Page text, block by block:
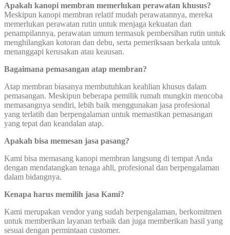
Apakah kanopi membran memerlukan perawatan khusus?
Meskipun kanopi membran relatif mudah perawatannya, mereka
memerlukan perawatan rutin untuk menjaga kekuatan dan
penampilannya, perawatan umum termasuk pembersihan rutin untuk
menghilangkan kotoran dan debu, serta pemeriksaan berkala untuk
menanggapi kerusakan atau keausan.
Bagaimana pemasangan atap membran?
Atap membran biasanya membutuhkan keahlian khusus dalam
pemasangan. Meskipun beberapa pemilik rumah mungkin mencoba
memasangnya sendiri, lebih baik menggunakan jasa profesional
yang terlatih dan berpengalaman untuk memastikan pemasangan
yang tepat dan keandalan atap.
Apakah bisa memesan jasa pasang?
Kami bisa memasang kanopi membran langsung di tempat Anda
dengan mendatangkan tenaga ahli, profesional dan berpengalaman
dalam bidangnya.
Kenapa harus memilih jasa Kami?
Kami merupakan vendor yang sudah berpengalaman, berkomitmen
untuk memberikan layanan terbaik dan juga memberikan hasil yang
sesuai dengan permintaan customer.